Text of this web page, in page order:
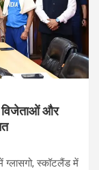
विजेताओं और
ग्लासगो, स्कॉटलैंड में